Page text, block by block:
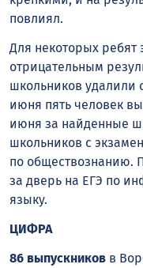
повлиял.
Для некоторых ребят
отрицательным
школьников удалили
июня пять человек
июня за найденные
школьников с
по обществознанию.
за дверь на ЕГЭ по
языку.
ЦИФРА
86 выпускников в